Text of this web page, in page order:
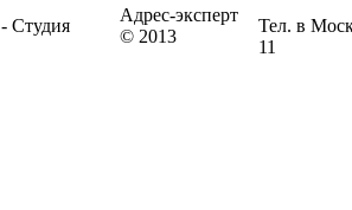
- Студия
Адрес-эксперт
© 2013
Тел. в
11